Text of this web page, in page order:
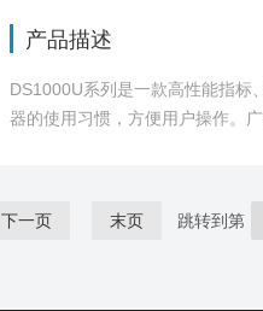
产品描述
DS1000U系列是一款高性能指标
器的使用习惯，方便用户操作。广泛应用
下一页 末页 跳转到第